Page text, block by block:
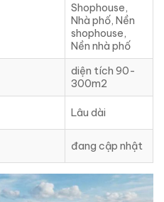
Shophouse,
Nhà phố, Nền
shophouse,
Nền nhà phố
diện tích 90-
300m2
Lâu dài
đang cập nhật